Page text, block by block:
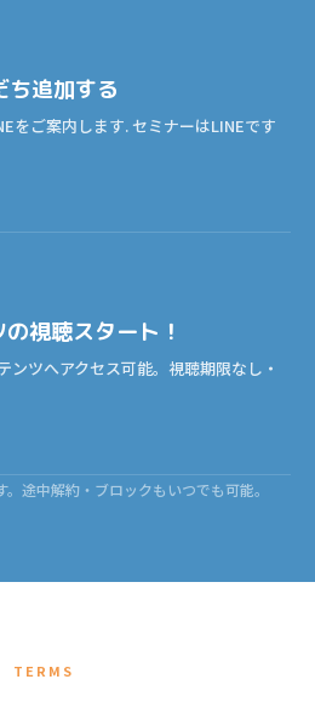
ち追加する
をご案内します. セミナーはLINEです
の視聴スタート！
ンツへアクセス可能。視聴期限なし・
途中解約・ブロックもいつでも可能。
TERMS